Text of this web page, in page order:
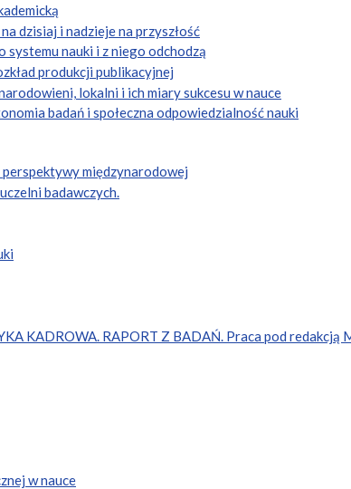
dzisiaj i nadzieje na przyszłość
systemu nauki i z niego odchodzą
produkcji publikacyjnej
lokalni i ich miary sukcesu w nauce
badań i społeczna odpowiedzialność nauki
perspektywy międzynarodowej
badawczych.
KADROWA. RAPORT Z BADAŃ. Praca pod redakcją
w nauce